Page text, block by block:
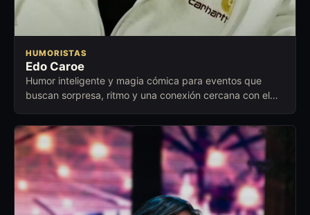
HUMORISTAS
Edo Caroe
Humor inteligente y magia cómica para eventos que
buscan sorpresa, ritmo y una conexión cercana con el